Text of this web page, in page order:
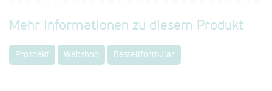
Mehr Informationen zu diesem Produkt
Prospekt Webshop Bestellformular